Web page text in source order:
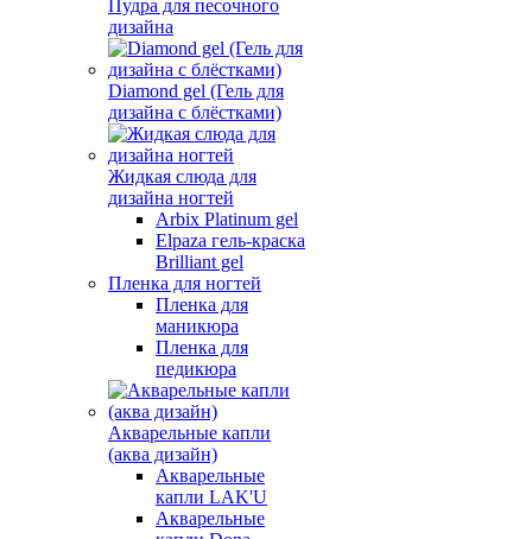
Пудра для песочного
дизайна
Diamond gel (Гель для
дизайна с блёстками)
Жидкая слюда для
дизайна ногтей
Arbix Platinum gel
Elpaza гель-краска
Brilliant gel
Пленка для ногтей
Пленка для
маникюра
Пленка для
педикюра
Акварельные капли
(аква дизайн)
Акварельные
капли LAK'U
Акварельные